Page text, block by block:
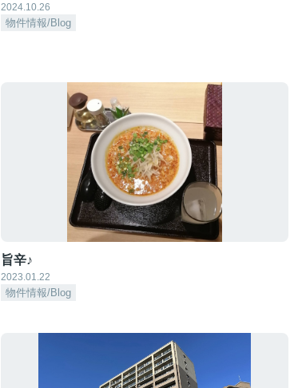
2024.10.26
物件情報/Blog
旨辛♪
2023.01.22
物件情報/Blog